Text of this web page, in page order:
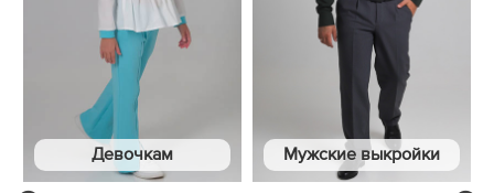
Девочкам Мужские выкройки